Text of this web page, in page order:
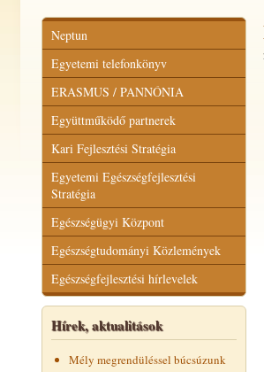
Neptun
Egyetemi telefonkönyv
ERASMUS / PANNÓNIA
Együttműködő partnerek
Kari Fejlesztési Stratégia
Egyetemi Egészségfejlesztési
Stratégia
Egészségügyi Központ
Egészségtudományi Közlemények
Egészségfejlesztési hírlevelek
Hírek, aktualitások
Mély megrendüléssel búcsúzunk